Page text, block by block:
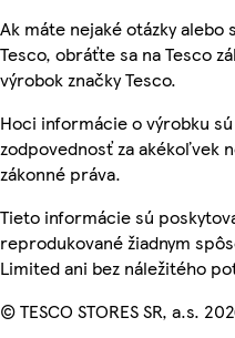
Ak máte nejaké otázky
Tesco, obráťte sa na Tesco
výrobok značky Tesco.
Hoci informácie o výrobku
zodpovednosť za akékoľvek
zákonné práva.
Tieto informácie sú
reprodukované žiadnym
Limited ani bez náležitého
© TESCO STORES SR, a.s.